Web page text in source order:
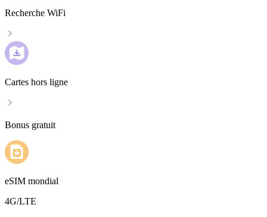
Recherche WiFi
Cartes hors ligne
Bonus gratuit
eSIM mondial
4G/LTE